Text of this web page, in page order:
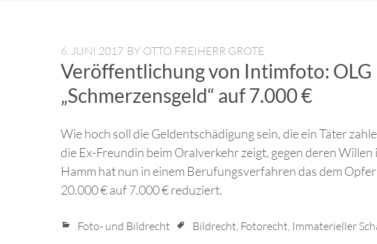
6. JUNI 2017 BY OTTO FREIHERR GROTE
Veröffentlichung von Intimfoto:
„Schmerzensgeld“ auf 7.000 €
Wie hoch soll die Geldentschädigung sein, die ein Täter
die Ex-Freundin beim Oralverkehr zeigt, gegen deren
Hamm hat nun in einem Berufungsverfahren das dem
20.000 € auf 7.000 € reduziert.
Foto- und Bildrecht Bildrecht Fotorecht Immaterieller